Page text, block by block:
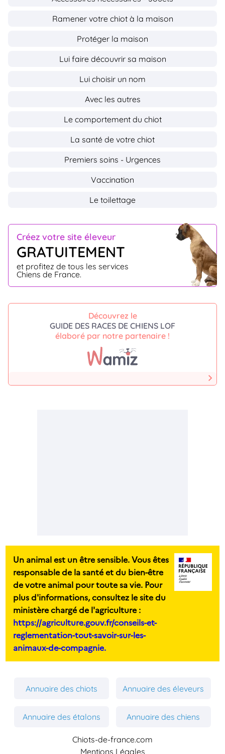
Créez votre site éleveur
GRATUITEMENT
et profitez de tous les services
Chiens de France.
Découvrez le
GUIDE DES RACES DE CHIENS LOF
élaboré par notre partenaire !
Ramener votre chiot à la maison
Protéger la maison
Lui faire découvrir sa maison
Lui choisir un nom
Avec les autres
Le comportement du chiot
La santé de votre chiot
Premiers soins - Urgences
Vaccination
Le toilettage
Un animal est un être sensible. Vous êtes
responsable de la santé et du bien-être
de votre animal pour toute sa vie. Pour
plus d'informations, consultez le site du
ministère chargé de l'agriculture :
https://agriculture.gouv.fr/conseils-et-
reglementation-tout-savoir-sur-les-
animaux-de-compagnie.
Annuaire des chiots Annuaire des éleveurs
Annuaire des étalons Annuaire des chiens
Chiots-de-france.com
Mentions Légales